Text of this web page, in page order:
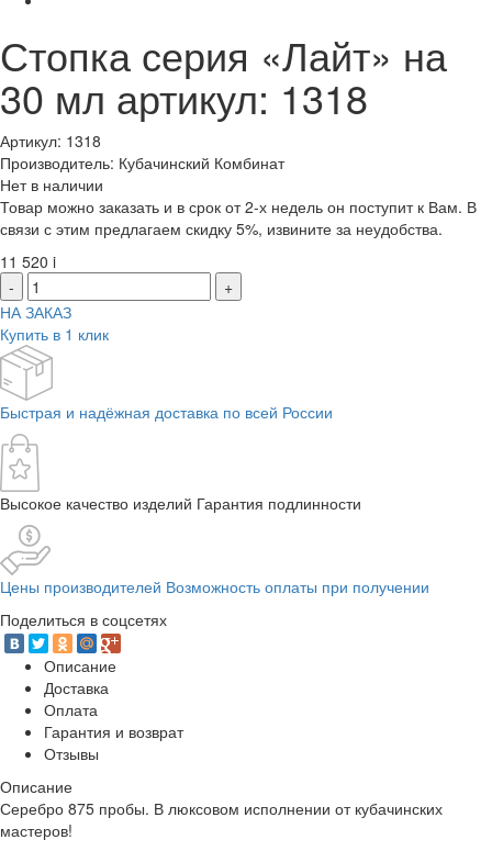
Стопка серия «Лайт» на
30 мл артикул: 1318
Артикул: 1318
Производитель: Кубачинский Комбинат
Нет в наличии
Товар можно заказать и в срок от 2-х недель он поступит к Вам. В
связи с этим предлагаем скидку 5%, извините за неудобства.
11 520 i
-
+
НА ЗАКАЗ
Купить в 1 клик
Быстрая и надёжная доставка по всей России
Высокое качество изделий Гарантия подлинности
Цены производителей Возможность оплаты при получении
Поделиться в соцсетях
Описание
Доставка
Оплата
Гарантия и возврат
Отзывы
Описание
Серебро 875 пробы. В люксовом исполнении от кубачинских
мастеров!